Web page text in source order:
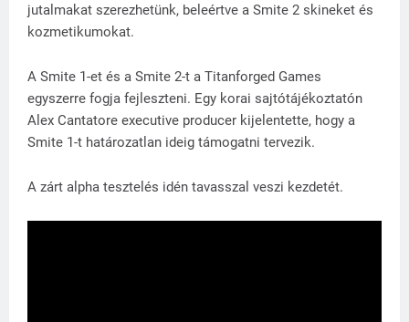
jutalmakat szerezhetünk, beleértve a Smite 2 skineket és
kozmetikumokat.
A Smite 1-et és a Smite 2-t a Titanforged Games
egyszerre fogja fejleszteni. Egy korai sajtótájékoztatón
Alex Cantatore executive producer kijelentette, hogy a
Smite 1-t határozatlan ideig támogatni tervezik.
A zárt alpha tesztelés idén tavasszal veszi kezdetét.